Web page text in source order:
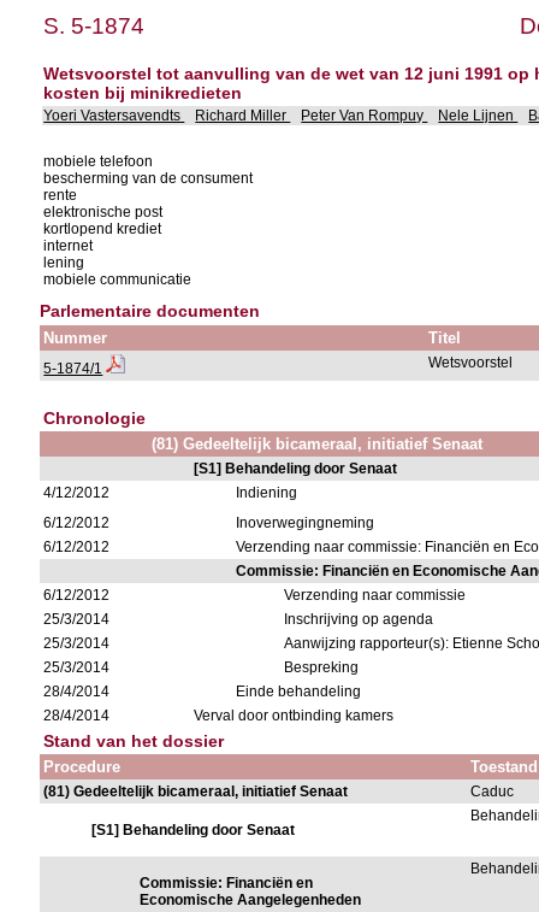
S. 5-1874
Wetsvoorstel tot aanvulling van de wet van 12 juni 1991
kosten bij minikredieten
Yoeri Vastersavendts Richard Miller Peter Van Rompuy Nele Lijnen
mobiele telefoon
bescherming van de consument
rente
elektronische post
kortlopend krediet
internet
lening
mobiele communicatie
Parlementaire documenten
Nummer Titel
5-1874/1 Wetsvoorstel
Chronologie
(81) Gedeeltelijk bicameraal, initiatief Senaat
[S1] Behandeling door Senaat
4/12/2012
Indiening
6/12/2012
Inoverwegingneming
6/12/2012
Verzending naar commissie: Financiën en
Commissie: Financiën en Economische
6/12/2012
Verzending naar commissie
25/3/2014
Inschrijving op agenda
25/3/2014
Aanwijzing rapporteur(s): Etienne
25/3/2014
Bespreking
28/4/2014
Einde behandeling
28/4/2014
Verval door ontbinding kamers
Stand van het dossier
Procedure Toestand
(81) Gedeeltelijk bicameraal, initiatief Senaat Caduc
[S1] Behandeling door Senaat
Commissie: Financiën en
Economische Aangelegenheden